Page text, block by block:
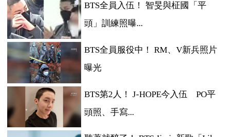
BTS全員入伍！ 智旻與柾國「平
頭」訓練照曝...
BTS全員服役中！ RM、V新兵照片
曝光
BTS第2人！ J-HOPE今入伍 PO平
頭照、手寫...